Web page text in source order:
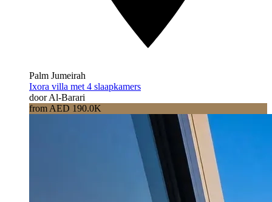
Palm Jumeirah
Ixora villa met 4 slaapkamers
door Al-Barari
from AED 190.0K